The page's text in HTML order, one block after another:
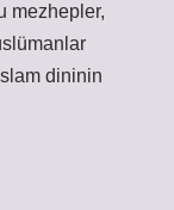
mezhepler,
dininin